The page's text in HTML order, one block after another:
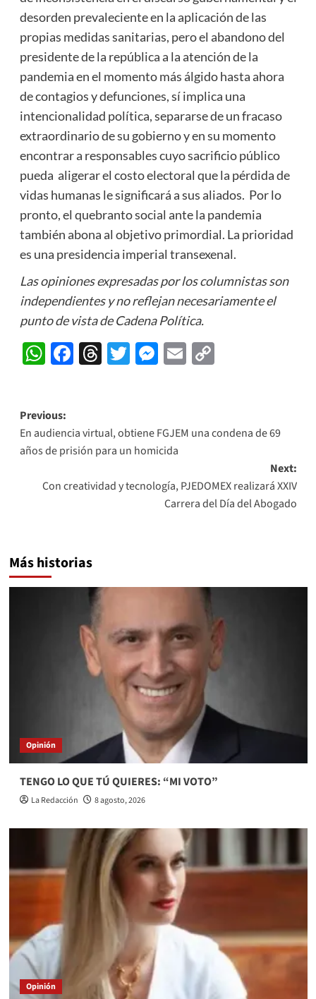
desorden prevaleciente en la aplicación de las
propias medidas sanitarias, pero el abandono del
presidente de la república a la atención de la
pandemia en el momento más álgido hasta ahora
de contagios y defunciones, sí implica una
intencionalidad política, separarse de un fracaso
extraordinario de su gobierno y en su momento
encontrar a responsables cuyo sacrificio público
pueda aligerar el costo electoral que la pérdida de
vidas humanas le significará a sus aliados. Por lo
pronto, el quebranto social ante la pandemia
también abona al objetivo primordial. La prioridad
es una presidencia imperial transexenal.
Las opiniones expresadas por los columnistas son
independientes y no reflejan necesariamente el
punto de vista de Cadena Política.
WhatsApp
Facebook
Threads
Twitter
Messenger
EmailCopy
Post
navigation
Previous:
En audiencia virtual, obtiene FGJEM una condena de 69
años de prisión para un homicida
Next:
Con creatividad y tecnología, PJEDOMEX realizará XXIV
Carrera del Día del Abogado
Más historias
Opinión
TENGO LO QUE TÚ QUIERES: “MI VOTO”
La Redacción 8 agosto, 2026
Opinión